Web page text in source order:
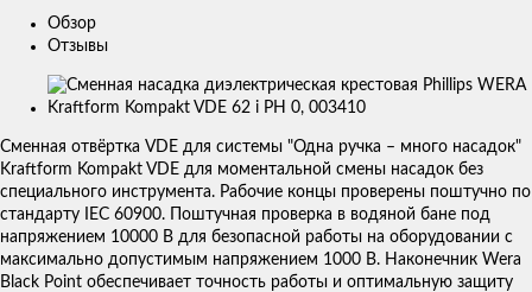
Обзор
Отзывы
Изображения
Сменная отвёртка VDE для системы "Одна ручка – много насадок"
Kraftform Kompakt VDE для моментальной смены насадок без
специального инструмента. Рабочие концы проверены поштучно по
стандарту IEC 60900. Поштучная проверка в водяной бане под
напряжением 10000 В для безопасной работы на оборудовании с
максимально допустимым напряжением 1000 В. Наконечник Wera
Black Point обеспечивает точность работы и оптимальную защиту